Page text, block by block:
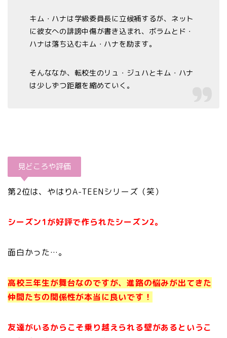
キム・ハナは学級委員長に立候補するが、ネット
に彼女への誹謗中傷が書き込まれ、ボラムとド・
ハナは落ち込むキム・ハナを励ます。
そんななか、転校生のリュ・ジュハとキム・ハナ
は少しずつ距離を縮めていく。
見どころや評価
第2位は、やはりA-TEENシリーズ（笑）
シーズン1が好評で作られたシーズン2。
面白かった…。
高校三年生が舞台なのですが、進路の悩みが出てきた
仲間たちの関係性が本当に良いです！
友達がいるからこそ乗り越えられる壁があるというこ